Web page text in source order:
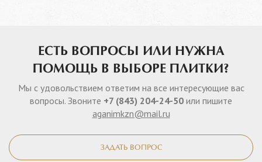
ЕСТЬ ВОПРОСЫ ИЛИ НУЖНА
ПОМОЩЬ В ВЫБОРЕ ПЛИТКИ?
Мы с удовольствием ответим на все интересующие вас
вопросы. Звоните +7 (843) 204-24-50 или пишите
aganimkzn@mail.ru
ЗАДАТЬ ВОПРОС